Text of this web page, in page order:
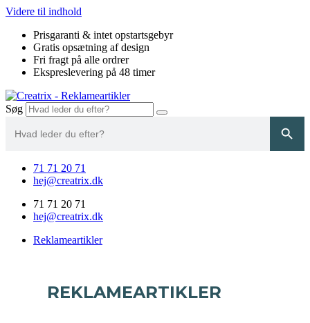
Videre til indhold
Prisgaranti & intet opstartsgebyr
Gratis opsætning af design
Fri fragt på alle ordrer
Ekspreslevering på 48 timer
Søg
for:
71 71 20 71
hej@creatrix.dk
71 71 20 71
hej@creatrix.dk
Reklameartikler
REKLAMEARTIKLER